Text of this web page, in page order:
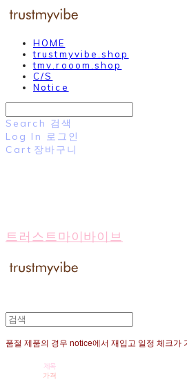
HOME
trustmyvibe.shop
tmv.rooom.shop
C/S
Notice
Search 검색
Log In 로그인
Cart 장바구니
트러스트마이바이브
품절 제품의 경우 notice에서 재입고 일정 체크가
제목
가격